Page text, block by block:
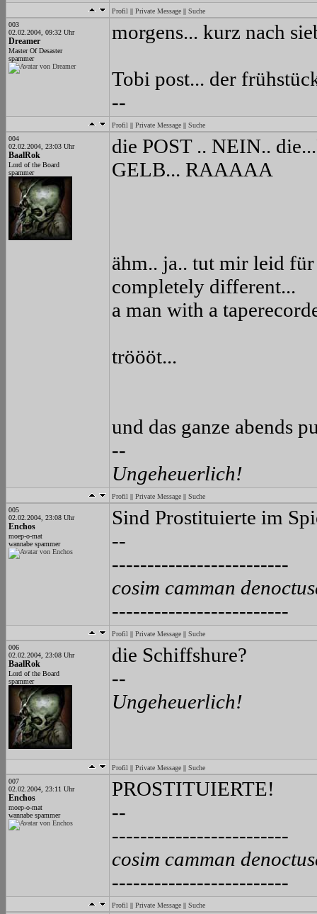
Profil || Private Message || Suche
003
02.02.2004, 09:32 Uhr
Dreamer
Master Of Desaster
spammer
morgens... kurz nach
Tobi post... der
--
Profil || Private Message || Suche
004
02.02.2004, 23:03 Uhr
BaalRok
Lord of the Board
spammer
die POST .. NEIN..
GELB... RAAAAA
ähm.. ja.. tut mir leid
completely different...
a man with a
tröööt...
und das ganze abends
--
Ungeheuerlich!
Profil || Private Message || Suche
005
02.02.2004, 23:08 Uhr
Enchos
moep-o-mat
wannabe spammer
Sind Prostituierte im
--
-------------------------
cosim camman
-------------------------
Profil || Private Message || Suche
006
02.02.2004, 23:08 Uhr
BaalRok
Lord of the Board
spammer
die Schiffshure?
--
Ungeheuerlich!
Profil || Private Message || Suche
007
02.02.2004, 23:11 Uhr
Enchos
moep-o-mat
wannabe spammer
PROSTITUIERTE!
--
-------------------------
cosim camman
-------------------------
Profil || Private Message || Suche